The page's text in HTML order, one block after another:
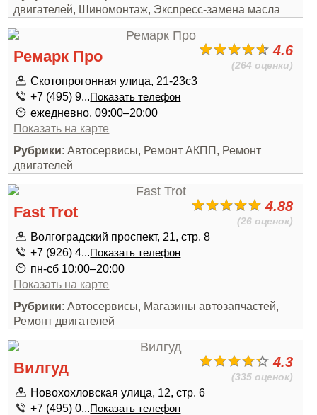
двигателей, Шиномонтаж, Экспресс-замена масла
4.6
(264 оценки)
Ремарк Про
Скотопрогонная улица, 21-23с3
+7 (495) 9...Показать телефон
ежедневно, 09:00–20:00
Показать на карте
Рубрики: Автосервисы, Ремонт АКПП, Ремонт
двигателей
4.88
(26 оценок)
Fast Trot
Волгоградский проспект, 21, стр. 8
+7 (926) 4...Показать телефон
пн-сб 10:00–20:00
Показать на карте
Рубрики: Автосервисы, Магазины автозапчастей,
Ремонт двигателей
4.3
(335 оценок)
Вилгуд
Новохохловская улица, 12, стр. 6
+7 (495) 0...Показать телефон